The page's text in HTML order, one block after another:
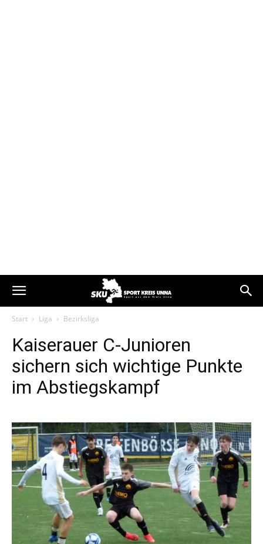
Start Liga Bezirksliga
Kaiserauer C-Junioren
sichern sich wichtige Punkte
im Abstiegskampf